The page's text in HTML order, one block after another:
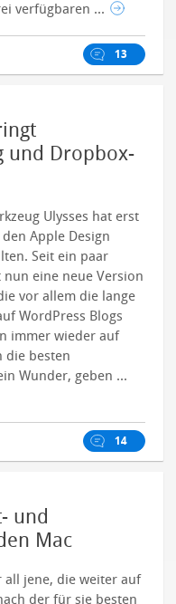
verfügbaren ...
13
und Dropbox-
Ulysses hat erst
Apple Design
Seit ein paar
nun eine neue Version
vor allem die lange
WordPress Blogs
immer wieder auf
die besten
Wunder, geben ...
14
und
Mac
all jene, die weiter auf
der für sie besten